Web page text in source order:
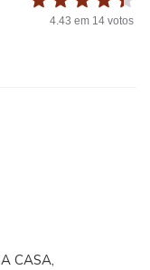
4.43 em 14 votos
CASA,